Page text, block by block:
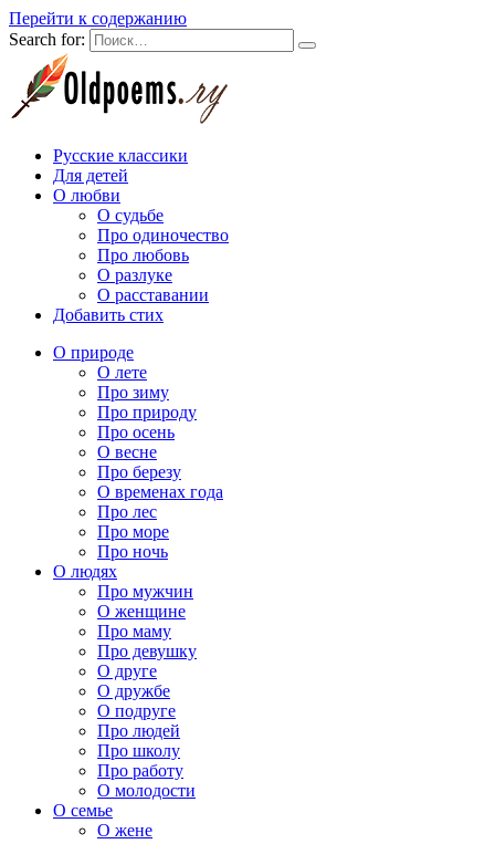
Перейти к содержанию
Search for:
Русские классики
Для детей
О любви
О судьбе
Про одиночество
Про любовь
О разлуке
О расставании
Добавить стих
О природе
О лете
Про зиму
Про природу
Про осень
О весне
Про березу
О временах года
Про лес
Про море
Про ночь
О людях
Про мужчин
О женщине
Про маму
Про девушку
О друге
О дружбе
О подруге
Про людей
Про школу
Про работу
О молодости
О семье
О жене